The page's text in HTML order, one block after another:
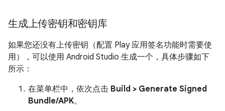
生成上传密钥和密钥库
如果您还没有上传密钥（配置 Play 应用签名功能时需要使
用），可以使用 Android Studio 生成一个，具体步骤如下
所示：
在菜单栏中，依次点击 Build > Generate Signed
Bundle/APK。